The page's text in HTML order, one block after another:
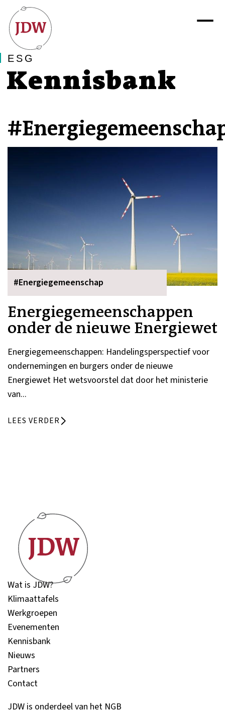
ESG
Kennisbank
#Energiegemeenschap
Energiegemeenschappen
onder de nieuwe Energiewet
Energiegemeenschappen: Handelingsperspectief voor
ondernemingen en burgers onder de nieuwe
Energiewet Het wetsvoorstel dat door het ministerie
van...
LEES VERDER
Wat is JDW?
Klimaattafels
Werkgroepen
Evenementen
Kennisbank
Nieuws
Partners
Contact
JDW is onderdeel van het NGB